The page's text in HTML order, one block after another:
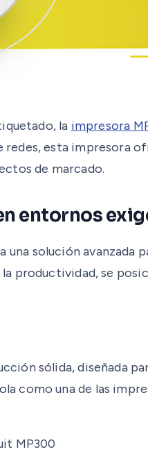
la impresora
redes, esta impresora
de marcado.
entornos
una solución avanzada
productividad, se
sólida, diseñada
como una de las